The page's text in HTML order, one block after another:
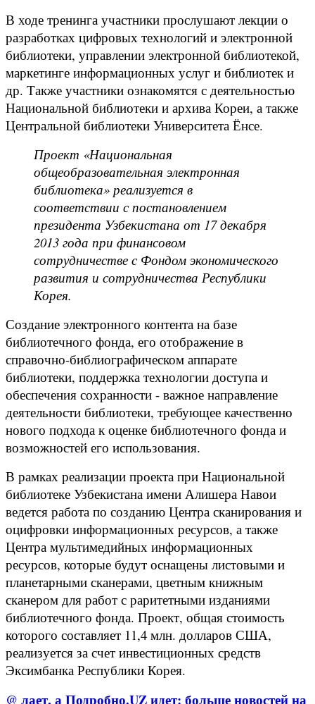
В ходе тренинга участники прослушают лекции о
разработках цифровых технологий и электронной
библиотеки, управлении электронной библиотекой,
маркетинге информационных услуг и библиотек и
др. Также участники ознакомятся с деятельностью
Национальной библиотеки и архива Кореи, а также
Центральной библиотеки Университета Ёнсе.
Проект «Национальная
общеобразовательная электронная
библиотека» реализуется в
соответствии с постановлением
президента Узбекистана от 17 декабря
2013 года при финансовом
сотрудничестве с Фондом экономического
развития и сотрудничества Республики
Корея.
Создание электронного контента на базе
библиотечного фонда, его отображение в
справочно-библиографическом аппарате
библиотеки, поддержка технологии доступа и
обеспечения сохранности - важное направление
деятельности библиотеки, требующее качественно
нового подхода к оценке библиотечного фонда и
возможностей его использования.
В рамках реализации проекта при Национальной
библиотеке Узбекистана имени Алишера Навои
ведется работа по созданию Центра сканирования и
оцифровки информационных ресурсов, а также
Центра мультимедийных информационных
ресурсов, которые будут оснащены листовыми и
планетарными сканерами, цветным книжным
сканером для работ с раритетными изданиями
библиотечного фонда. Проект, общая стоимость
которого составляет 11,4 млн. долларов США,
реализуется за счет инвестиционных средств
Эксимбанка Республики Корея.
@ лает, а Подробно.UZ идет: больше новостей на